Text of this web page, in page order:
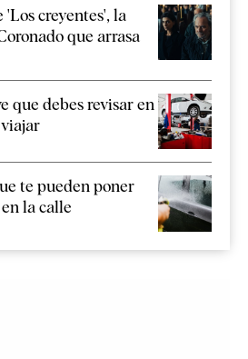
creyentes', la
que arrasa
que debes revisar en
te pueden poner
la calle